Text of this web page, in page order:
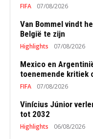
FIFA 07/08/2026
Van Bommel vindt
België te zijn
Highlights 07/08/2026
Mexico en
toenemende kritiek
FIFA 07/08/2026
Vinícius Júnior
tot 2032
Highlights 06/08/2026